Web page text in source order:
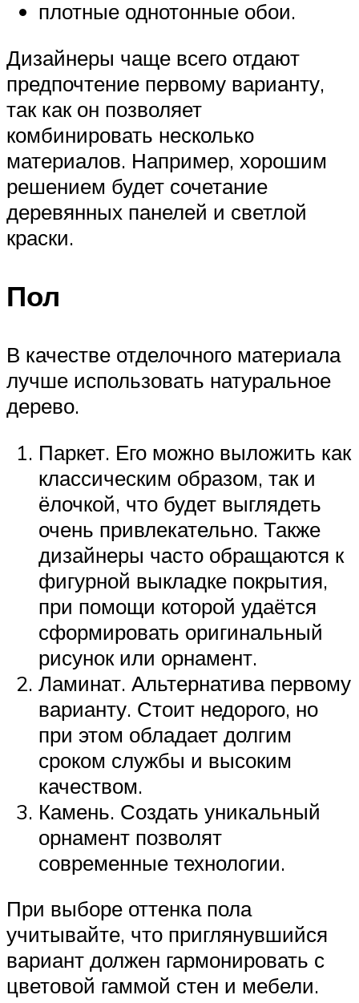
плотные однотонные обои.
Дизайнеры чаще всего отдают
предпочтение первому варианту,
так как он позволяет
комбинировать несколько
материалов. Например, хорошим
решением будет сочетание
деревянных панелей и светлой
краски.
Пол
В качестве отделочного материала
лучше использовать натуральное
дерево.
Паркет. Его можно выложить как
классическим образом, так и
ёлочкой, что будет выглядеть
очень привлекательно. Также
дизайнеры часто обращаются к
фигурной выкладке покрытия,
при помощи которой удаётся
сформировать оригинальный
рисунок или орнамент.
Ламинат. Альтернатива первому
варианту. Стоит недорого, но
при этом обладает долгим
сроком службы и высоким
качеством.
Камень. Создать уникальный
орнамент позволят
современные технологии.
При выборе оттенка пола
учитывайте, что приглянувшийся
вариант должен гармонировать с
цветовой гаммой стен и мебели.